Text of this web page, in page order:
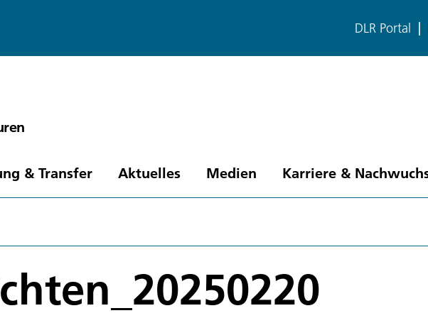
DLR Portal
& Transfer Aktuelles Medien Karriere &